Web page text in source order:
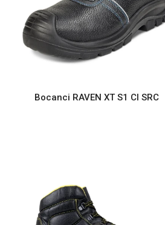
Bocanci RAVEN XT S1 CI SRC